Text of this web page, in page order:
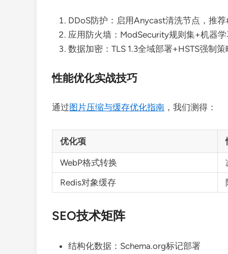
DDoS防护：启用Anycast清洗节点，推
应用防火墙：ModSecurity规则集+机器
数据加密：TLS 1.3全域部署+HSTS强制策
性能优化实战技巧
通过图片压缩与缓存优化指南 ，我们测得：
优化项
WebP格式转换
Redis对象缓存
SEO技术矩阵
结构化数据：Schema.org标记部署